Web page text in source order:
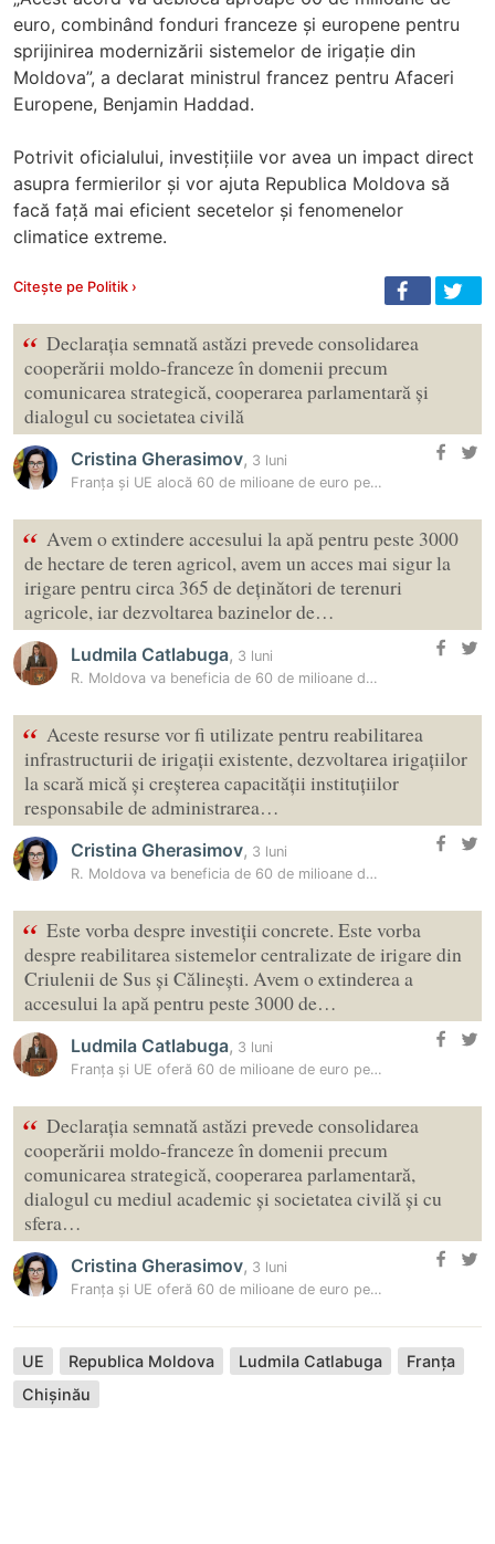
euro, combinând fonduri franceze și europene pentru
sprijinirea modernizării sistemelor de irigație din
Moldova”, a declarat ministrul francez pentru Afaceri
Europene, Benjamin Haddad.
Potrivit oficialului, investițiile vor avea un impact direct
asupra fermierilor și vor ajuta Republica Moldova să
facă față mai eficient secetelor și fenomenelor
climatice extreme.
Citește pe Politik ›
“ Declarația semnată astăzi prevede consolidarea
cooperării moldo-franceze în domenii precum
comunicarea strategică, cooperarea parlamentară și
dialogul cu societatea civilă
Cristina Gherasimov, 3 luni
Franța și UE alocă 60 de milioane de euro pentru agricultura Moldovei…
“ Avem o extindere accesului la apă pentru peste 3000
de hectare de teren agricol, avem un acces mai sigur la
irigare pentru circa 365 de deținători de terenuri
agricole, iar dezvoltarea bazinelor de…
Ludmila Catlabuga, 3 luni
R. Moldova va beneficia de 60 de milioane de euro pentru modernizarea…
“ Aceste resurse vor fi utilizate pentru reabilitarea
infrastructurii de irigații existente, dezvoltarea irigațiilor
la scară mică și creșterea capacității instituțiilor
responsabile de administrarea…
Cristina Gherasimov, 3 luni
R. Moldova va beneficia de 60 de milioane de euro pentru modernizarea…
“ Este vorba despre investiții concrete. Este vorba
despre reabilitarea sistemelor centralizate de irigare din
Criulenii de Sus și Călinești. Avem o extinderea a
accesului la apă pentru peste 3000 de…
Ludmila Catlabuga, 3 luni
Franța și UE oferă 60 de milioane de euro pentru agricultori
“ Declarația semnată astăzi prevede consolidarea
cooperării moldo-franceze în domenii precum
comunicarea strategică, cooperarea parlamentară,
dialogul cu mediul academic și societatea civilă și cu
sfera…
Cristina Gherasimov, 3 luni
Franța și UE oferă 60 de milioane de euro pentru agricultori
UE Republica Moldova Ludmila Catlabuga
Franța
Chișinău